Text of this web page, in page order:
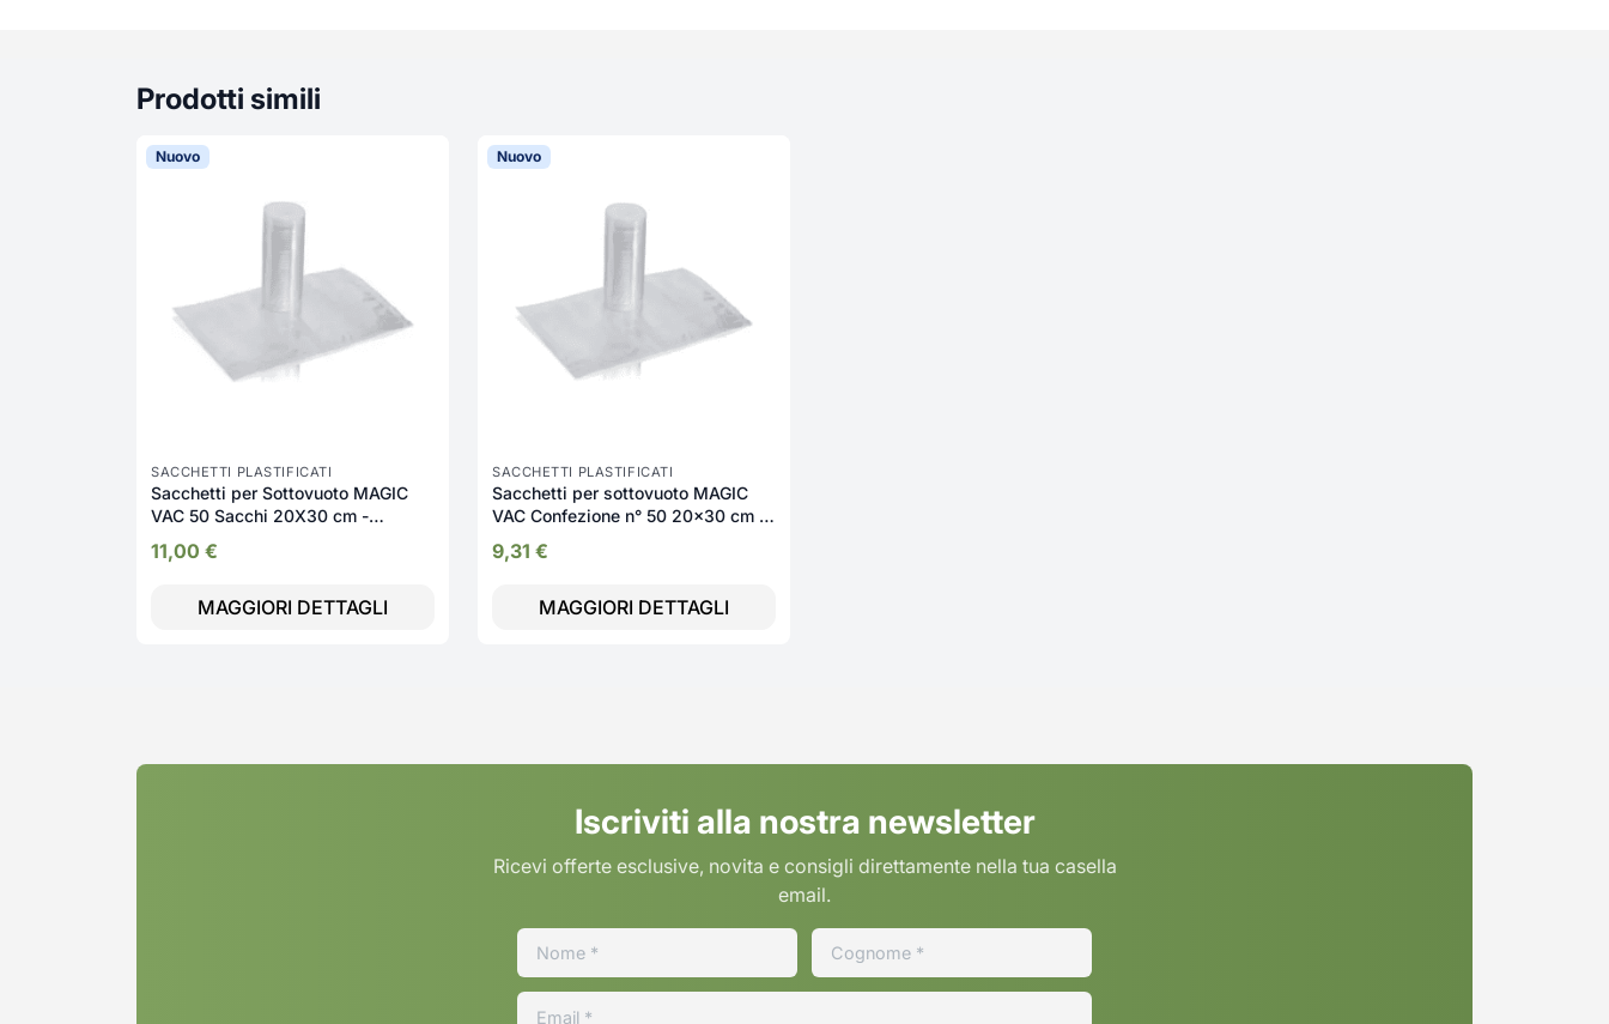
Prodotti simili
Nuovo
SACCHETTI PLASTIFICATI
Sacchetti per Sottovuoto MAGIC
VAC 50 Sacchi 20X30 cm -
11,00 €
MAGGIORI DETTAGLI
Nuovo
SACCHETTI PLASTIFICATI
Sacchetti per sottovuoto MAGIC
VAC Confezione n° 50 20x30 cm -
9,31 €
MAGGIORI DETTAGLI
Iscriviti alla nostra newsletter
Ricevi offerte esclusive, novita e consigli direttamente nella tua casella
email.